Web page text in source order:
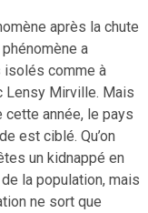
après la chute
a
isolés comme à
Lensy Mirville. Mais
année, le pays
est ciblé. Qu’on
un kidnappé en
la population, mais
ne sort que